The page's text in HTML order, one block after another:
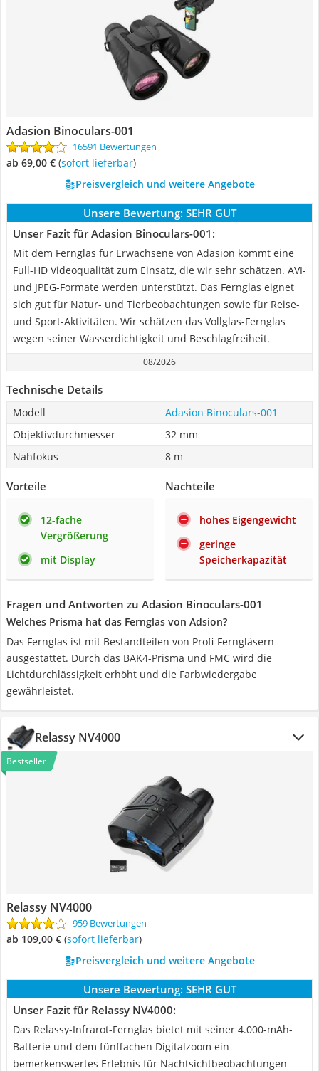
Adasion Binoculars-001
16591 Bewertungen
ab 69,00 € ( Sofort lieferbar)
Preisvergleich und weitere Angebote
Unsere Bewertung: SEHR GUT
Unser Fazit für Adasion Binoculars-001:
Mit dem Fernglas für Erwachsene von Adasion kommt eine
Full-HD Videoqualität zum Einsatz, die wir sehr schätzen. AVI-
und JPEG-Formate werden unterstützt. Das Fernglas eignet
sich gut für Natur- und Tierbeobachtungen sowie für Reise-
und Sport-Aktivitäten. Wir schätzen das Vollglas-Fernglas
wegen seiner Wasserdichtigkeit und Beschlagfreiheit.
08/2026
Technische Details
Modell
Adasion Binoculars-001
Objektivdurchmesser
32 mm
Nahfokus
8 m
Vorteile
12-fache
Vergrößerung
mit Display
Nachteile
hohes Eigengewicht
geringe
Speicherkapazität
Fragen und Antworten zu Adasion Binoculars-001
Welches Prisma hat das Fernglas von Adsion?
Das Fernglas ist mit Bestandteilen von Profi-Ferngläsern
ausgestattet. Durch das BAK4-Prisma und FMC wird die
Lichtdurchlässigkeit erhöht und die Farbwiedergabe
gewährleistet.
Relassy NV4000
Bestseller
Relassy NV4000
959 Bewertungen
ab 109,00 € ( Sofort lieferbar)
Preisvergleich und weitere Angebote
Unsere Bewertung: SEHR GUT
Unser Fazit für Relassy NV4000:
Das Relassy-Infrarot-Fernglas bietet mit seiner 4.000-mAh-
Batterie und dem fünffachen Digitalzoom ein
bemerkenswertes Erlebnis für Nachtsichtbeobachtungen